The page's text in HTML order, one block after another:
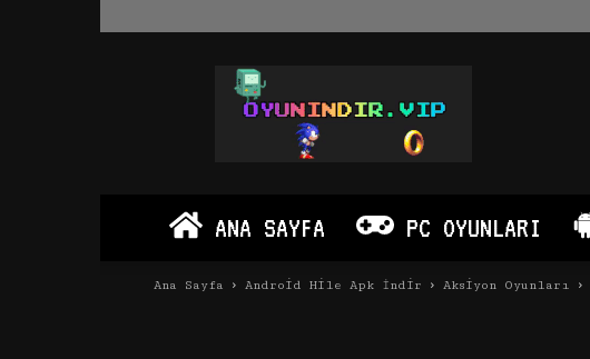
Oyun
İndir
PC
Android
ANA SAYFA PC OYUNLARI
Ana Sayfa Android Hile Apk İndir Aksiyon Oyunları